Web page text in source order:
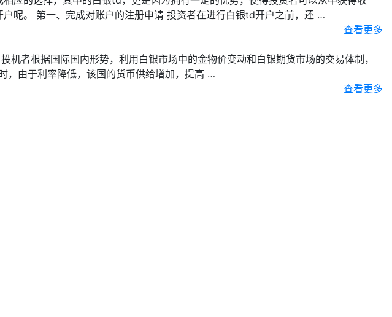
呢。 第一、完成对账户的注册申请 投资者在进行白银td开户之前，还 …
查看更多
者根据国际国内形势，利用白银市场中的金物价变动和白银期货市场的交易体制，
，由于利率降低，该国的货币供给增加，提高 …
查看更多